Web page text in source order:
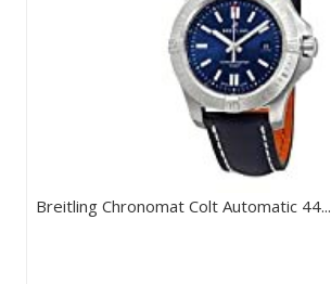
Breitling Chronomat Colt Automatic 44...